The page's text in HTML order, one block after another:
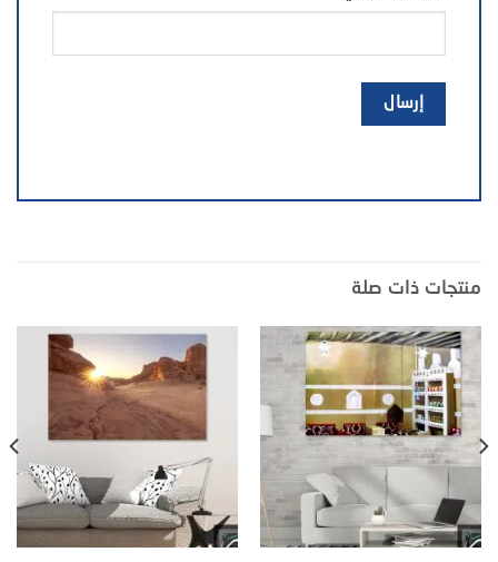
منتجات ذات صلة